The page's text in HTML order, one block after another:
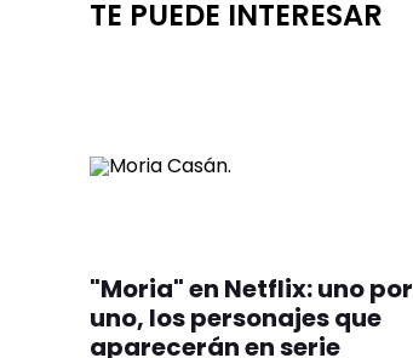
TE PUEDE INTERESAR
"Moria" en Netflix: uno por
uno, los personajes que
aparecerán en serie